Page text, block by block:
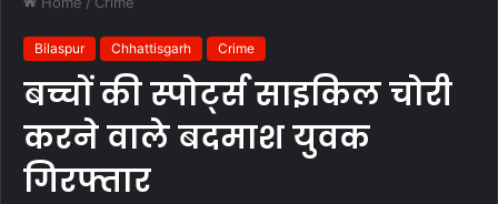
Bilaspur Chhattisgarh Crime
बच्चों की स्पोर्ट्स साइकिल चोरी
करने वाले बदमाश युवक
गिरफ्तार